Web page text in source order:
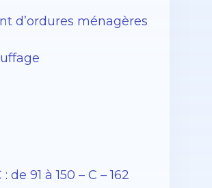
d’ordures ménagères
91 à 150 – C – 162